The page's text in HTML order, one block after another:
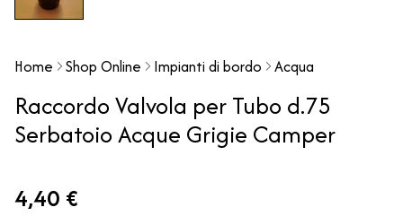
Home Shop Online Impianti di bordo Acqua
Raccordo Valvola per Tubo d.75
Serbatoio Acque Grigie Camper
4,40 €